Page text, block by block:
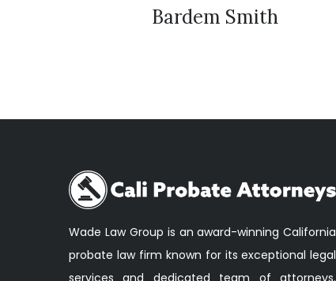
Bardem Smith
Wade Law Group is an award-winning California
probate law firm known for its exceptional legal